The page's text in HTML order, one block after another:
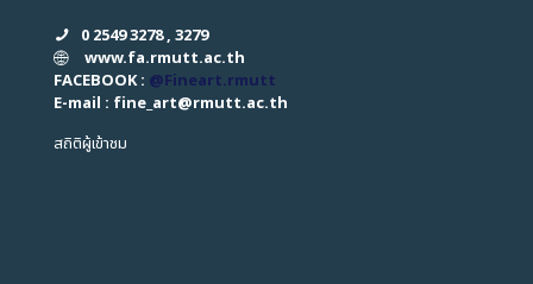
0 2549 3278 , 3279
www.fa.rmutt.ac.th
FACEBOOK : @Fineart.rmutt
E-mail : fine_art@rmutt.ac.th
สถิติผู้เข้าชม